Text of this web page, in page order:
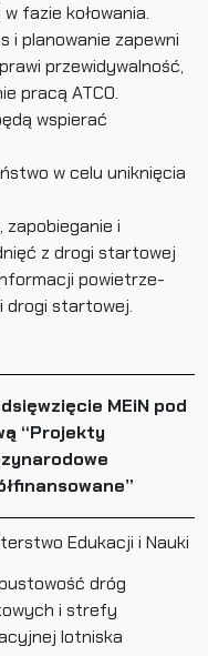
fazie kołowania.
i planowanie zapewni
przewidywalność,
pracą ATCO.
wspierać
w celu uniknięcia
i
z drogi startowej
powietrze-
drogi startowej.
MEiN pod
“Projekty
Edukacji i Nauki
dróg
i strefy
lotniska